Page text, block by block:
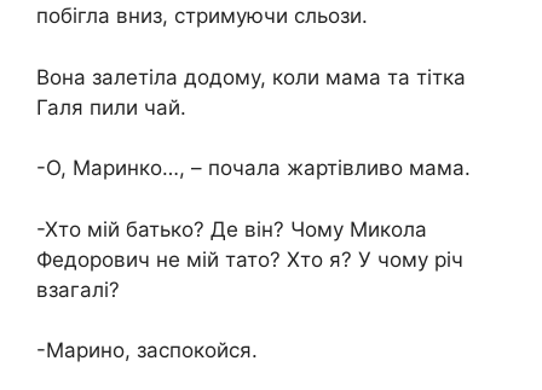
побігла вниз, стримуючи сльози.
Вона залетіла додому, коли мама та тітка
Галя пили чай.
-О, Маринко…, – почала жартівливо мама.
-Хто мій батько? Де він? Чому Микола
Федорович не мій тато? Хто я? У чому річ
взагалі?
-Марино, заспокойся.